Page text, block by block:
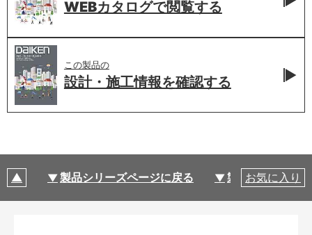
WEBカタログで閲覧する
この製品の
設計・施工情報を確認する
製品シリーズページに戻る 製品仕様
お気に入り